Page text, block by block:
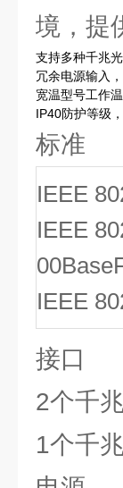
境，提
支持多种千兆
冗余电源输入
宽温型号工作
IP40防护等级
标准
IEEE
IEEE
IEEE
接口
2个千
1个千